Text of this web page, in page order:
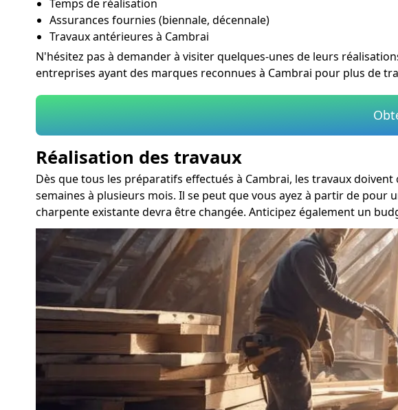
Temps de réalisation
Assurances fournies (biennale, décennale)
Travaux antérieures à Cambrai
N'hésitez pas à demander à visiter quelques-unes de leurs
entreprises ayant des marques reconnues à Cambrai pour plus de
Réalisation des travaux
Dès que tous les préparatifs effectués à Cambrai, les travaux
semaines à plusieurs mois. Il se peut que vous ayez à partir de
charpente existante devra être changée. Anticipez également un